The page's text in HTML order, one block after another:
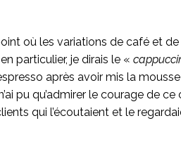
où les variations de café et
particulier, je dirais le «
après avoir mis la
pu qu’admirer le courage de
qui l’écoutaient et le